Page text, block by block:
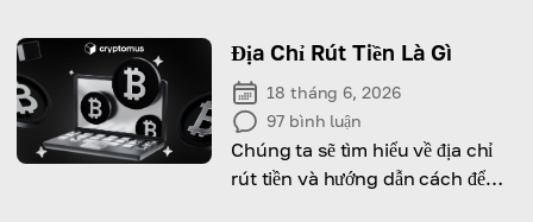
Địa Chỉ Rút Tiền Là Gì
18 tháng 6, 2026
97 bình luận
Chúng ta sẽ tìm hiểu về địa chỉ
rút tiền và hướng dẫn cách để